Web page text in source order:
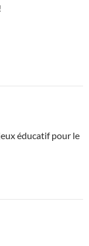
éducatif pour le